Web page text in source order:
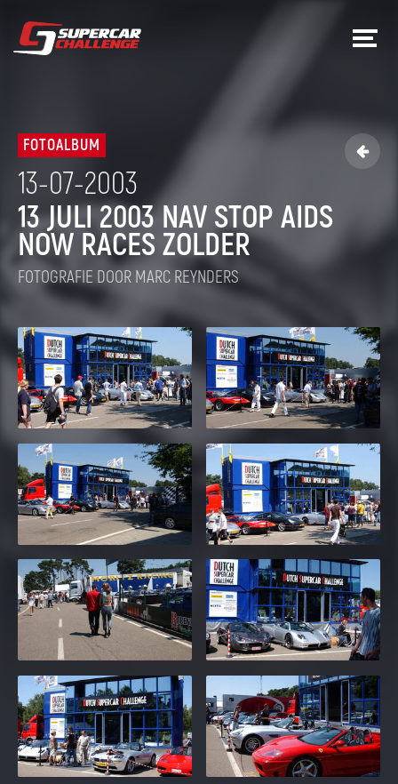

FOTOALBUM
13-07-2003
13 JULI 2003 NAV STOP AIDS
NOW RACES ZOLDER
FOTOGRAFIE DOOR MARC REYNDERS